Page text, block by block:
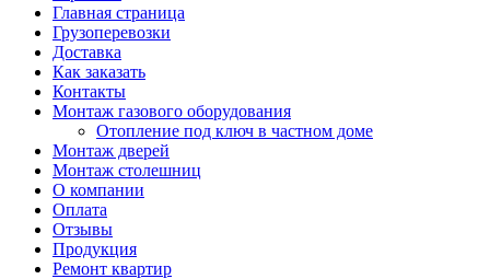
Главная страница
Грузоперевозки
Доставка
Как заказать
Контакты
Монтаж газового оборудования
Отопление под ключ в частном доме
Монтаж дверей
Монтаж столешниц
О компании
Оплата
Отзывы
Продукция
Ремонт квартир